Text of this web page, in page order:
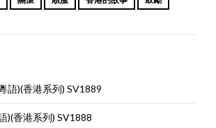
語)(香港系列) SV1889
)(香港系列) SV1888